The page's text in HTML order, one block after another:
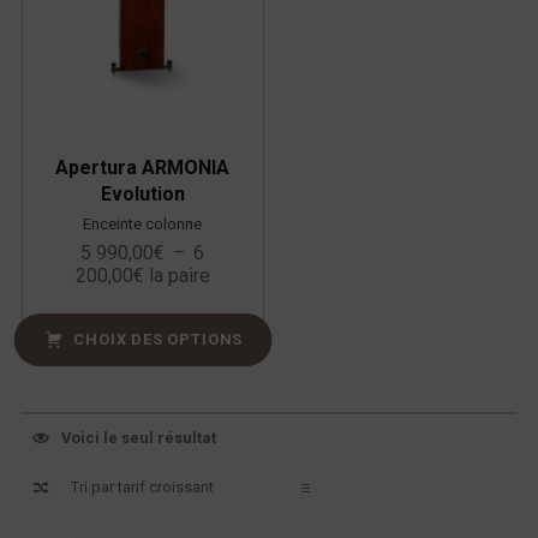
Apertura ARMONIA
Evolution
Enceinte colonne
5 990,00€ – 6
200,00€ la paire
CHOIX DES OPTIONS
Voici le seul résultat